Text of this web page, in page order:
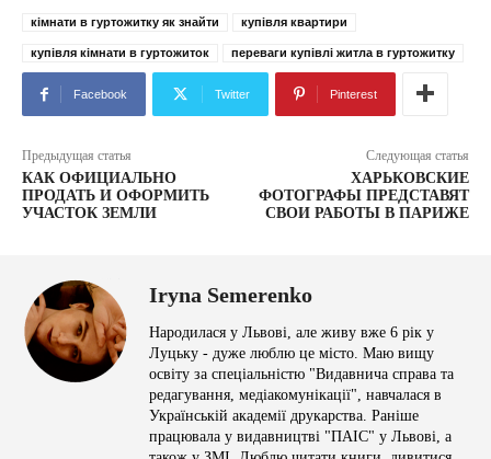
кімнати в гуртожитку як знайти купівля квартири
купівля кімнати в гуртожиток переваги купівлі житла в гуртожитку
Facebook Twitter Pinterest
Предыдущая статья
КАК ОФИЦИАЛЬНО
ПРОДАТЬ И ОФОРМИТЬ
УЧАСТОК ЗЕМЛИ
Следующая статья
ХАРЬКОВСКИЕ
ФОТОГРАФЫ ПРЕДСТАВЯТ
СВОИ РАБОТЫ В ПАРИЖЕ
Iryna Semerenko
Народилася у Львові, але живу вже 6 рік у
Луцьку - дуже люблю це місто. Маю вищу
освіту за спеціальністю "Видавнича справа та
редагування, медіакомунікації", навчалася в
Українській академії друкарства. Раніше
працювала у видавництві "ПАІС" у Львові, а